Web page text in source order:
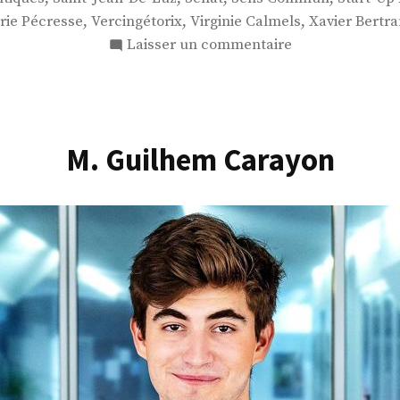
Pécresse, Vercingétorix, Virginie Calmels, Xavier
Laisser un commentairesur
M. Guilhem Carayon